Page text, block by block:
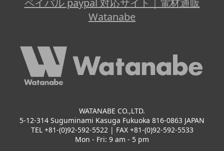
ペイパル paypal 対応サイト｜電材通販
Watanabe
WATANABE CO.,LTD.
5-12-314 Suguminami Kasuga Fukuoka 816-0863 JAPAN
TEL +81-(0)92-592-5522 | FAX +81-(0)92-592-5533
Mon - Fri: 9 am - 5 pm